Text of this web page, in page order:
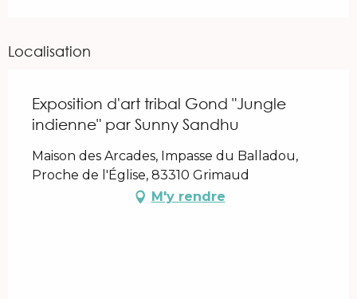
Localisation
Exposition d'art tribal Gond "Jungle
indienne" par Sunny Sandhu
Maison des Arcades, Impasse du Balladou,
Proche de l'Église, 83310 Grimaud
M'y rendre